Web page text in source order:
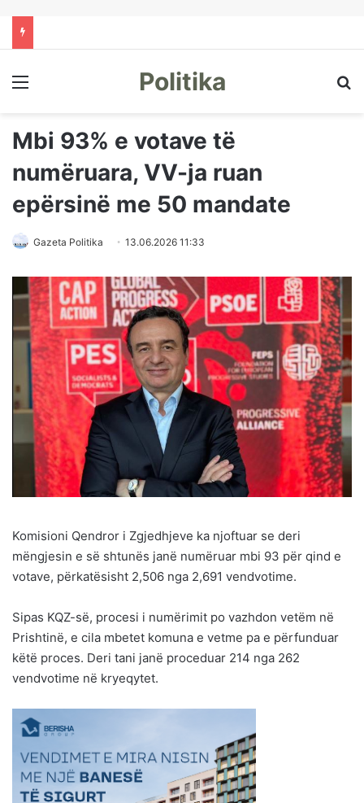
Menu Politika
Mbi 93% e votave të
numëruara, VV-ja ruan
epërsinë me 50 mandate
Gazeta Politika 13.06.2026 11:33
Komisioni Qendror i Zgjedhjeve ka njoftuar se deri
mëngjesin e së shtunës janë numëruar mbi 93 për qind e
votave, përkatësisht 2,506 nga 2,691 vendvotime.
Sipas KQZ-së, procesi i numërimit po vazhdon vetëm në
Prishtinë, e cila mbetet komuna e vetme pa e përfunduar
këtë proces. Deri tani janë proceduar 214 nga 262
vendvotime në kryeqytet.